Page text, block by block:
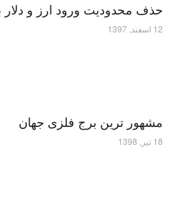
حذف محدودیت ورود ارز و دلار
12 اسفند, 1397
مشهور ترین برج فلزی جهان
18 تیر, 1398